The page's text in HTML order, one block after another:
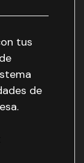
tus
de